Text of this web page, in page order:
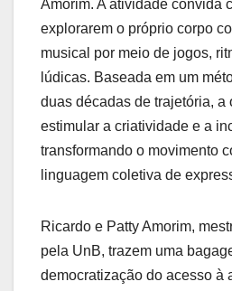
Amorim. A atividade convida
explorarem o próprio corpo
musical por meio de jogos,
lúdicas. Baseada em um
duas décadas de trajetória, a
estimular a criatividade e a
transformando o movimento
linguagem coletiva de
Ricardo e Patty Amorim,
pela UnB, trazem uma
democratização do acesso à